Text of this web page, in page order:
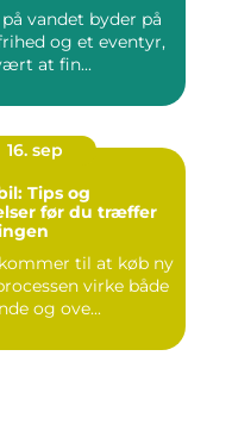
vandet byder på
og et eventyr,
at fin...
16. sep
Tips og
før du træffer
til at køb ny
virke både
og ove...